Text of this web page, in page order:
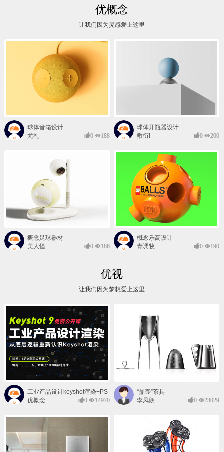
优概念
让我们因为灵感爱上这里
球体音箱设计
尤礼
0 188
球体开瓶器设计
敷衍i
0 200
概念足球器材
美人怪
0 186
概念乐高设计
青凋牧
0 190
优视
让我们因为梦想爱上这里
工业产品设计keyshot渲染+PS
后期班
优概念 0 14970
“鼎壶”茶具
李凤朗
0 23029